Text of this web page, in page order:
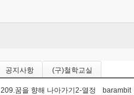
공지사항 (구)철학교실
209.꿈을 향해 나아가기2-열정
barambit